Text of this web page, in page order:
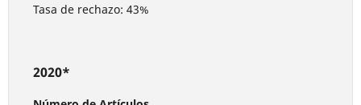
Tasa de rechazo: 43%
2020*